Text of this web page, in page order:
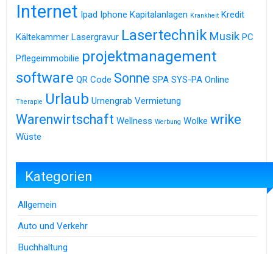
Internet Ipad Iphone Kapitalanlagen Krankheit Kredit
Kältekammer Lasergravur Lasertechnik Musik PC
Pflegeimmobilie projektmanagement
software QR Code Sonne SPA SYS-PA Online
Therapie Urlaub Urnengrab Vermietung
Warenwirtschaft Wellness Werbung Wolke wrike
Wüste
Kategorien
Allgemein
Auto und Verkehr
Buchhaltung